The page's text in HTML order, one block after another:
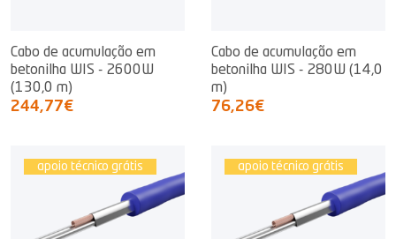
Cabo de acumulação em
betonilha WIS - 2600W
(130,0 m)
244,77€
Cabo de acumulação em
betonilha WIS - 280W (14,0
m)
76,26€
apoio técnico grátis apoio técnico grátis